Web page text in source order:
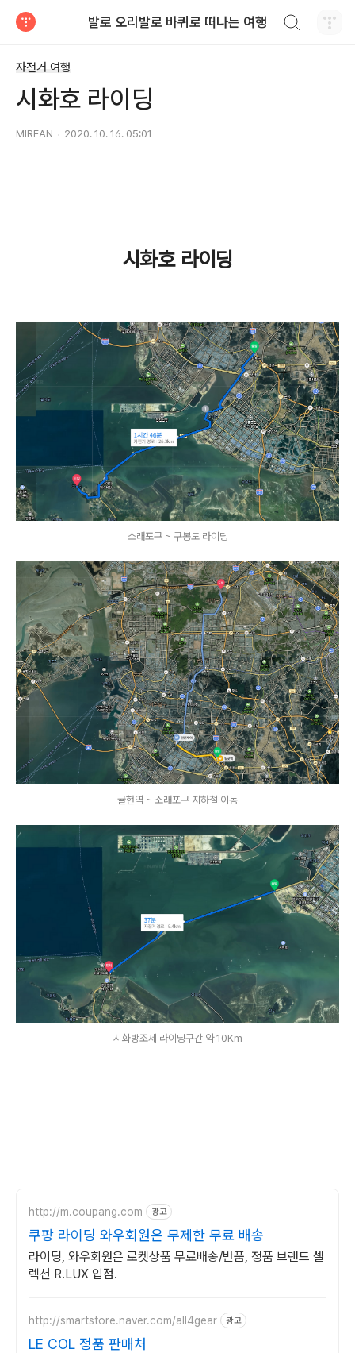
발로 오리발로 바퀴로 떠나는 여행
자전거 여행
시화호 라이딩
MIREAN 2020. 10. 16. 05:01
시화호 라이딩
소래포구 ~ 구봉도 라이딩
귤현역 ~ 소래포구 지하철 이동
시화방조제 라이딩구간 약 10Km
http://m.coupang.com 광고
쿠팡 라이딩 와우회원은 무제한 무료 배송
라이딩, 와우회원은 로켓상품 무료배송/반품, 정품 브랜드 셀
렉션 R.LUX 입점.
http://smartstore.naver.com/all4gear 광고
LE COL 정품 판매처